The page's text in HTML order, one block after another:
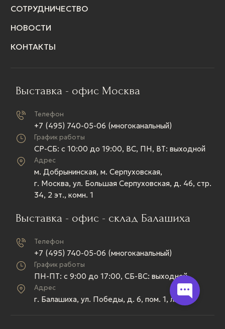
СОТРУДНИЧЕСТВО
НОВОСТИ
КОНТАКТЫ
Выставка - офис Москва
Телефон
+7 (495) 740-05-06 (многоканальный)
График работы
СР-СБ: c 10:00 до 19:00, ВС, ПН, ВТ: выходной
Адрес
м. Добрынинская, м. Серпуховская,
г. Москва, ул. Большая Серпуховская, д. 46, стр.
34, 2 эт., комн. 1
Выставка - офис - склад Балашиха
Телефон
+7 (495) 740-05-06 (многоканальный)
График работы
ПН-ПТ: c 9:00 до 17:00, СБ-ВС: выходной
Адрес
г. Балашиха, ул. Победы, д. 6, пом. 1, лит. А